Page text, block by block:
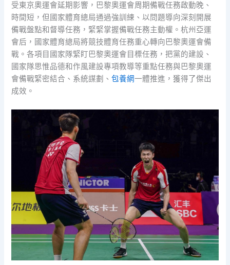
受東京奧運會延期影響，巴黎奧運會周期備戰任務啟動晚、
時間短，但國家體育總局通過強訓練、以問題導向深刻開展
備戰盤點和督導任務，緊緊掌握備戰任務主動權。杭州亞運
會后，國家體育總局將競技體育任務重心轉向巴黎奧運會備
戰。各項目國家隊緊盯巴黎奧運會目標任務，把黨的建設、
國家隊思惟品德和作風建設專項教導等重點任務與巴黎奧運
會備戰緊密結合、系統謀劃、包養網一體推進，獲得了傑出
成效。